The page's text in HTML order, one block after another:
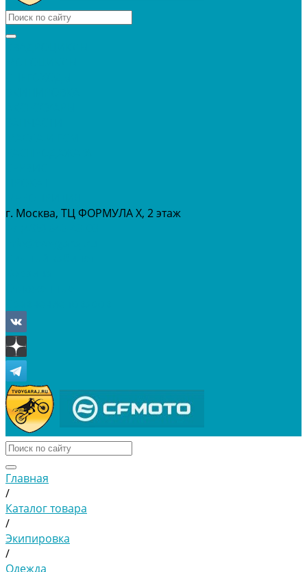
г. Москва, ТЦ ФОРМУЛА Х, 2 этаж
Главная
/
Каталог товара
/
Экипировка
/
Одежда